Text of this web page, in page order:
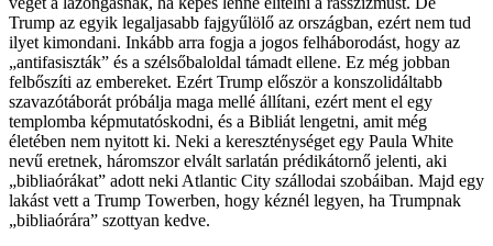
Trump az egyik legaljasabb fajgyűlölő az országban, ezért nem tud
ilyet kimondani. Inkább arra fogja a jogos felháborodást, hogy az
„antifasiszták” és a szélsőbaloldal támadt ellene. Ez még jobban
felbőszíti az embereket. Ezért Trump először a konszolidáltabb
szavazótáborát próbálja maga mellé állítani, ezért ment el egy
templomba képmutatóskodni, és a Bibliát lengetni, amit még
életében nem nyitott ki. Neki a kereszténységet egy Paula White
nevű eretnek, háromszor elvált sarlatán prédikátornő jelenti, aki
„bibliaórákat” adott neki Atlantic City szállodai szobáiban. Majd egy
lakást vett a Trump Towerben, hogy kéznél legyen, ha Trumpnak
„bibliaórára” szottyan kedve.